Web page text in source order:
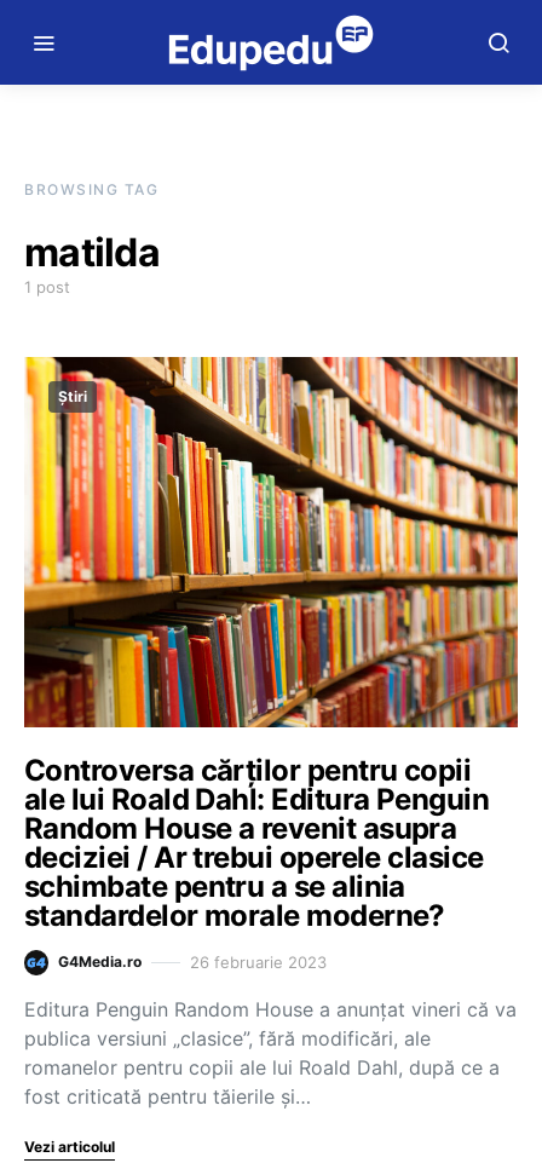
BROWSING TAG
matilda
1 post
Știri
Controversa cărților pentru copii
ale lui Roald Dahl: Editura Penguin
Random House a revenit asupra
deciziei / Ar trebui operele clasice
schimbate pentru a se alinia
standardelor morale moderne?
G4Media.ro 26 februarie 2023
Editura Penguin Random House a anunțat vineri că va
publica versiuni „clasice”, fără modificări, ale
romanelor pentru copii ale lui Roald Dahl, după ce a
fost criticată pentru tăierile și…
Vezi articolul